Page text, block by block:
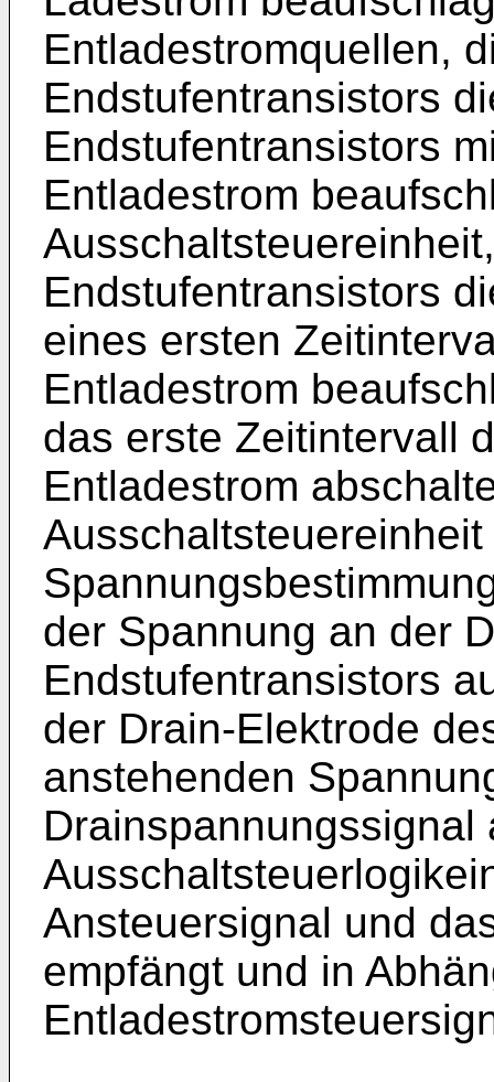
Entladestromquellen,
Endstufentransistors
Endstufentransistors
Entladestrom
Endstufentransistors
eines ersten
Entladestrom
das erste Zeitintervall
Entladestrom
Ausschaltsteuereinheit
der Spannung an der
Endstufentransistors
der Drain-Elektrode
anstehenden
Ansteuersignal und
empfängt und in